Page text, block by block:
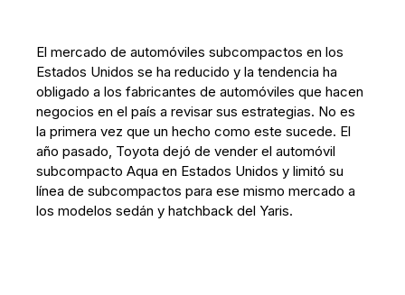
El mercado de automóviles subcompactos en los
Estados Unidos se ha reducido y la tendencia ha
obligado a los fabricantes de automóviles que hacen
negocios en el país a revisar sus estrategias. No es
la primera vez que un hecho como este sucede. El
año pasado, Toyota dejó de vender el automóvil
subcompacto Aqua en Estados Unidos y limitó su
línea de subcompactos para ese mismo mercado a
los modelos sedán y hatchback del Yaris.